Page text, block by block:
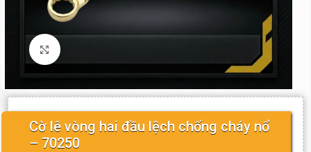
Click to enlarge
Cờ lê vòng hai đầu lệch chống cháy nổ
– 70250